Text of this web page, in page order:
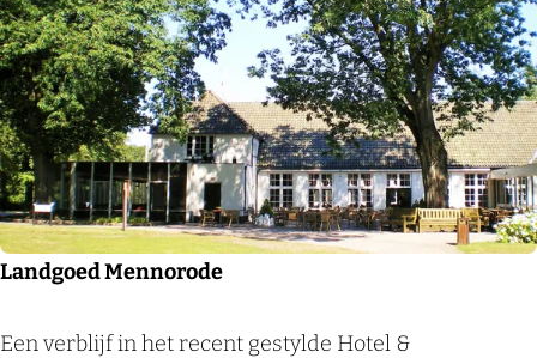
H
o
t
e
l
d
e
B
y
Landgoed Mennorode
L
Een verblijf in het recent gestylde Hotel &